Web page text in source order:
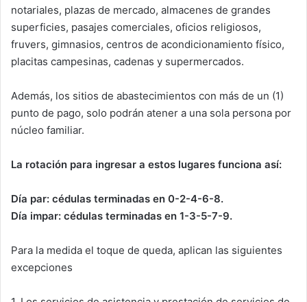
notariales, plazas de mercado, almacenes de grandes
superficies, pasajes comerciales, oficios religiosos,
fruvers, gimnasios, centros de acondicionamiento físico,
placitas campesinas, cadenas y supermercados.
Además, los sitios de abastecimientos con más de un (1)
punto de pago, solo podrán atener a una sola persona por
núcleo familiar.
La rotación para ingresar a estos lugares funciona así:
Día par: cédulas terminadas en 0-2-4-6-8.
Día impar: cédulas terminadas en 1-3-5-7-9.
Para la medida el toque de queda, aplican las siguientes
excepciones